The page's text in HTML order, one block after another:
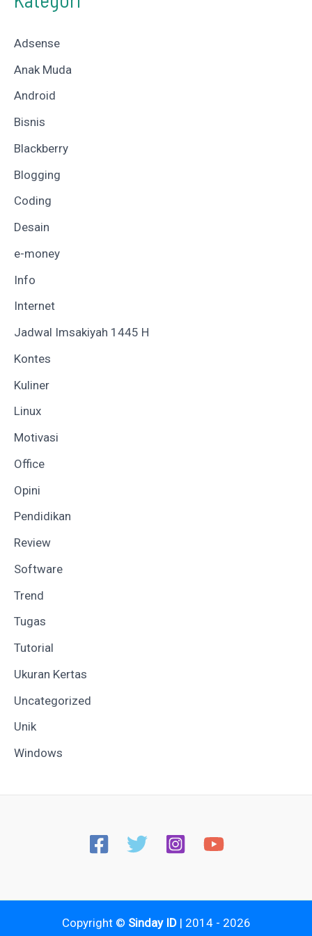
Adsense
Anak Muda
Android
Bisnis
Blackberry
Blogging
Coding
Desain
e-money
Info
Internet
Jadwal Imsakiyah 1445 H
Kontes
Kuliner
Linux
Motivasi
Office
Opini
Pendidikan
Review
Software
Trend
Tugas
Tutorial
Ukuran Kertas
Uncategorized
Unik
Windows
Copyright © Sinday ID| 2014 - 2026